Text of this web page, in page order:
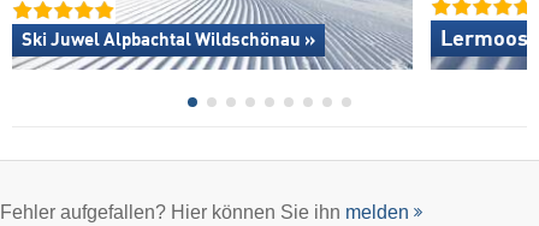
Ski Juwel Alpbachtal Wildschönau » Lermoos
Fehler aufgefallen? Hier können Sie ihn melden